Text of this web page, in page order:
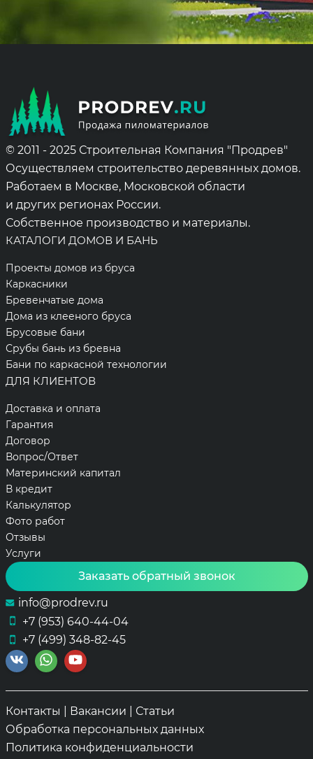
© 2011 - 2025 Строительная Компания "Продрев"
Осуществляем строительство деревянных домов.
Работаем в Москве, Московской области
и других регионах России.
Собственное производство и материалы.
КАТАЛОГИ ДОМОВ И БАНЬ
Проекты домов из бруса
Каркасники
Бревенчатые дома
Дома из клееного бруса
Брусовые бани
Срубы бань из бревна
Бани по каркасной технологии
ДЛЯ КЛИЕНТОВ
Доставка и оплата
Гарантия
Договор
Вопрос/Ответ
Материнский капитал
В кредит
Калькулятор
Фото работ
Отзывы
Услуги
Заказать обратный звонок
info@prodrev.ru
+7 (953) 640-44-04
+7 (499) 348-82-45
Контакты Вакансии
Статьи
Обработка персональных данных
Политика конфиденциальности